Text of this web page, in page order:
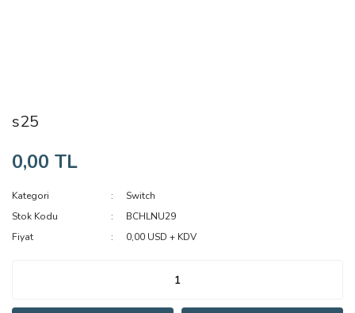
s25
0,00 TL
Kategori
Switch
Stok Kodu
BCHLNU29
Fiyat
0,00 USD + KDV